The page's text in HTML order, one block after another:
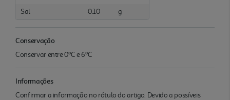
Sal
0.10 g
Conservação
Conservar entre 0ºC e 6ºC
Informações
Confirmar a informação no rótulo do artigo. Devido a possíveis